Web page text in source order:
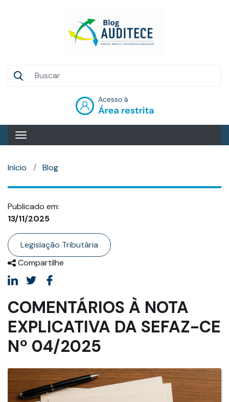
Início Blog
Publicado em:
13/11/2025
Legislação Tributária
Compartilhe
COMENTÁRIOS À NOTA
EXPLICATIVA DA SEFAZ-CE
Nº 04/2025